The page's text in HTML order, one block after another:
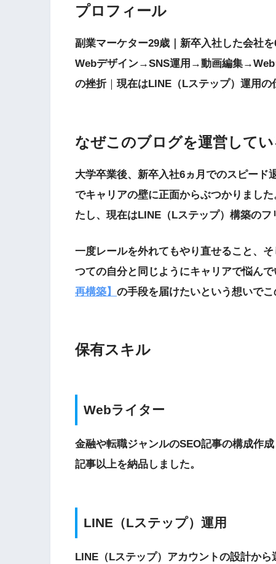
プロフィール
副業マーケター29歳｜新卒入社した会社
Webデザイン→SNS運用→動画編集→Web
の挫折｜ 現在はLINE（Lステップ）運用の
なぜこのブログを運営して
大学卒業後、新卒入社6ヵ月でのスピード
でキャリアの壁に正面からぶつかりまし
たし、現在はLINE（Lステップ）構築のフ
一度レールを外れてもやり直せること、
つての自分と同じようにキャリアで悩ん
再構築】 の手段を届けたいという想いでこ
保有スキル
Webライター
金融や転職ジャンルのSEO記事の構成作
記事以上を納品しました。
LINE（Lステップ）運用
LINE（Lステップ）アカウントの設計か